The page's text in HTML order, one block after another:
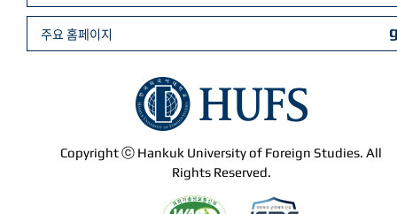
Copyright ⓒ Hankuk University of Foreign Studies. All
Rights Reserved.
주요 홈페이지